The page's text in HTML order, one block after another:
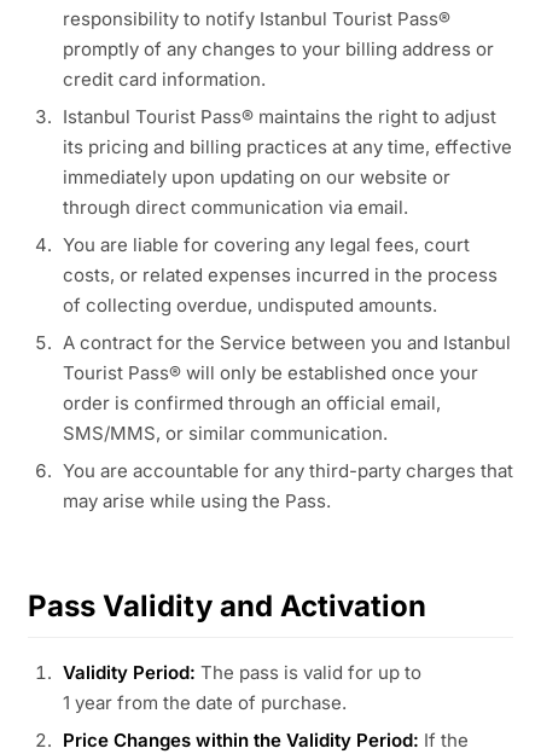
responsibility to notify Istanbul Tourist Pass®
promptly of any changes to your billing address or
credit card information.
Istanbul Tourist Pass® maintains the right to adjust
its pricing and billing practices at any time, effective
immediately upon updating on our website or
through direct communication via email.
You are liable for covering any legal fees, court
costs, or related expenses incurred in the process
of collecting overdue, undisputed amounts.
A contract for the Service between you and Istanbul
Tourist Pass® will only be established once your
order is confirmed through an official email,
SMS/MMS, or similar communication.
You are accountable for any third-party charges that
may arise while using the Pass.
Pass Validity and Activation
Validity Period: The pass is valid for up to
1 year from the date of purchase.
Price Changes within the Validity Period: If the